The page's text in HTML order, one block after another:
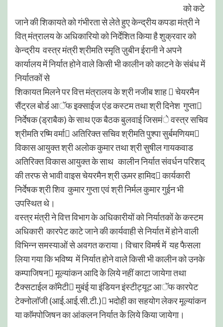
को कटे
जाने की शिकायते को गंभीरता से लेते हुए केन्द्रीय कपडा मंत्री ने
वित् मंत्रालय के अधिकारियो को निर्देशित किया है शुक्रवार को
केन्द्रीय वस्त्र मंत्री श्रीमति स्मृति ज़ुबीन ईरानी ने अपने
कार्यालय में निर्यात होने वाले किसी भी कालीन को काटने के संबंध में
निर्यातकों से
शिकायत मिलने पर वित्त मंत्रालय के श्री नजीब शाह  चेयरमैन
सैंट्रल बोर्ड आॅफ इक्साईज एंड कस्टम तथा श्री दिनेश गुप्ता
निर्देषक (ड्राबैक) के साथ एक बैठक बुलवाई जिसमंे वस्त्र सचिव
श्रीमति रष्मि वर्मा अतिरिक्त सचिव श्रीमति पुश्पा सुर्बमणियम
विकास आयुक्त श्री अलोक कुमार तथा श्री सुषील गायकवाड
अतिरिक्त विकास आयुक्त के साथ कालीन निर्यात संवर्धन परिशद्
की तरफ से भावी वाइस चेयरमैन श्री ऊमर हामिद कार्यकारी
निर्देषक श्री शिव कुमार गुप्ता एवं श्री निर्मल कुमार गुईन भी
उपस्थित थे।
वस्त्र मंत्री ने वित्त विभाग के अधिकारीयों को निर्यातकों के कस्टम
अधिकारी कारपेट काटे जाने की कार्यवाही से निर्यात में होने वाली
विभिन्न समस्याओं से अवगत कराया। विचार विमर्ष में यह फैसला
लिया गया कि भविष्य में निर्यात होने वाले किसी भी कालीन को उनके
कम्पाजिषन मूल्यांकन आदि के लिये नहीं काटा जायेगा तथा
टैक्सटाईल काॅमेटी मुबंई या इंडियन इंस्टीट्यूट आॅफ कारपेट
टेक्नोलाॅजी (आई.आई.सी.टी.) भदोही का सहयोग लेकर मूल्यांकन
या काॅमपोजिषन का आंकलन निर्यात के लिये किया जायेगा।